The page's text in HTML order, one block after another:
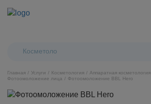
Поиск:Косметологически
Главная Услуги Косметология
Аппаратная косметология
Фотоомоложение лица
Фотоомоложение BBL Hero